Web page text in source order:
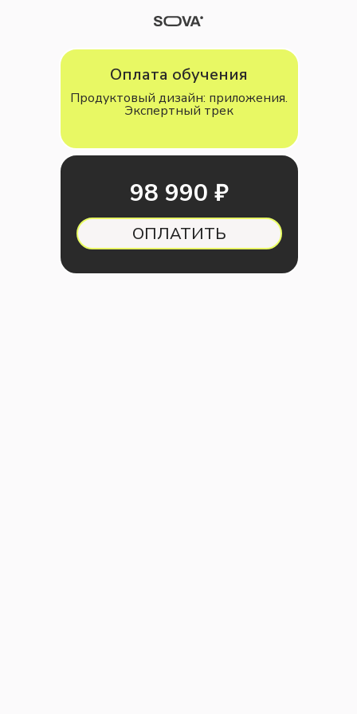
Оплата обучения
Продуктовый дизайн: приложения.
Экспертный трек
ОПЛАТИТЬ
98 990 ₽